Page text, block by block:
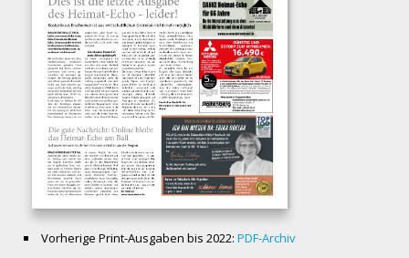
Vorherige Print-Ausgaben bis 2022: PDF-Archiv